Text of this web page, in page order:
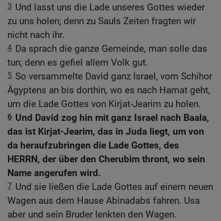
3 Und lasst uns die Lade unseres Gottes wieder
zu uns holen; denn zu Sauls Zeiten fragten wir
nicht nach ihr.
4 Da sprach die ganze Gemeinde, man solle das
tun; denn es gefiel allem Volk gut.
5 So versammelte David ganz Israel, vom Schihor
Ägyptens an bis dorthin, wo es nach Hamat geht,
um die Lade Gottes von Kirjat-Jearim zu holen.
6 Und David zog hin mit ganz Israel nach Baala,
das ist Kirjat-Jearim, das in Juda liegt, um von
da heraufzubringen die Lade Gottes, des
HERRN, der über den Cherubim thront, wo sein
Name angerufen wird.
7 Und sie ließen die Lade Gottes auf einem neuen
Wagen aus dem Hause Abinadabs fahren. Usa
aber und sein Bruder lenkten den Wagen.